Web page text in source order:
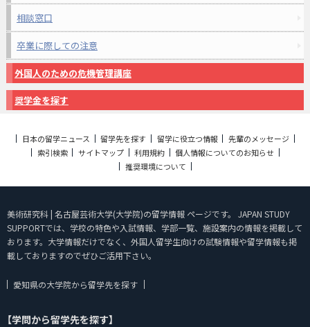
相談窓口
卒業に際しての注意
外国人のための危機管理講座
奨学金を探す
日本の留学ニュース 留学先を探す 留学に役立つ情報
先輩のメッセージ
索引検索
サイトマップ 利用規約
個人情報についてのお知らせ
推奨環境について
美術研究科 | 名古屋芸術大学(大学院)の留学情報 ページです。 JAPAN STUDY
SUPPORTでは、学校の特色や入試情報、学部一覧、施設案内の情報を掲載して
おります。大学情報だけでなく、外国人留学生向けの試験情報や留学情報も掲
載しておりますのでぜひご活用下さい。
愛知県の大学院から留学先を探す
【学問から留学先を探す】